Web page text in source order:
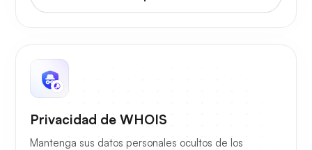
Privacidad de WHOIS
Mantenga sus datos personales ocultos de los